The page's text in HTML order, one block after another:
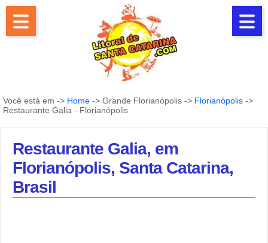
Você está em -> Home -> Grande Florianópolis -> Florianópolis ->
Restaurante Galia - Florianópolis
Restaurante Galia, em
Florianópolis, Santa Catarina,
Brasil